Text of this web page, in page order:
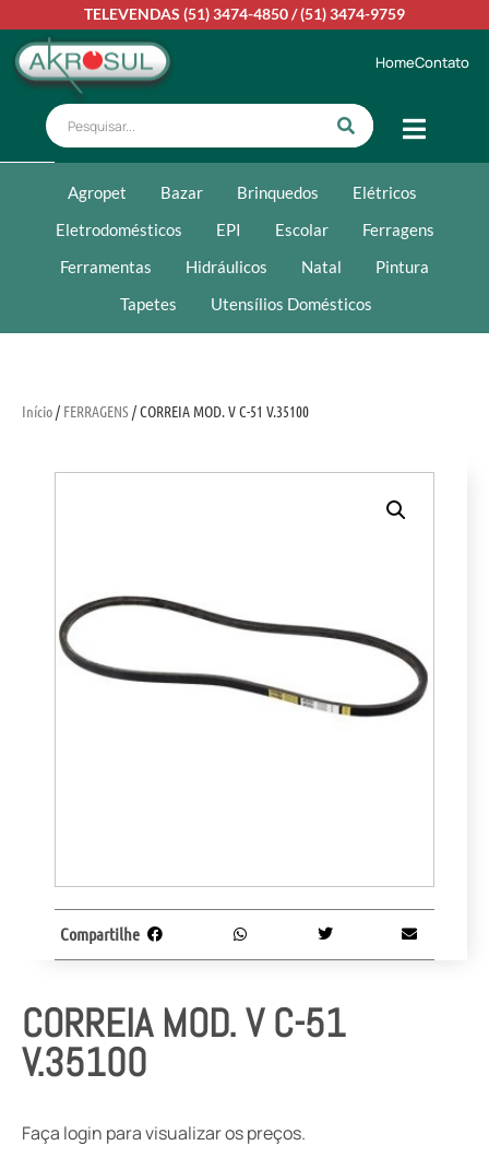
TELEVENDAS (51) 3474-4850/(51) 3474-9759
HomeContato
Agropet Bazar Brinquedos
Elétricos
Eletrodomésticos
EPI Escolar
Ferragens
Ferramentas
Hidráulicos Natal
Pintura
Tapetes
Utensílios Domésticos
Início/ FERRAGENS/ CORREIA MOD. V C-51 V.35100
CORREIA MOD. V C-51
V.35100
Faça login para visualizar os preços.
Compartilhe